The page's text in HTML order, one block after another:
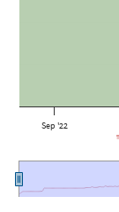
Sep '22